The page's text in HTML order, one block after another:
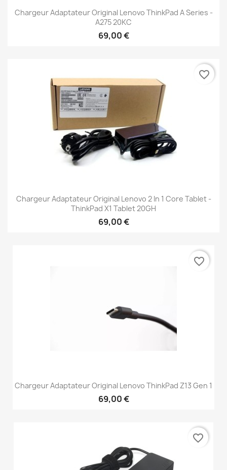
Chargeur Adaptateur Original Lenovo ThinkPad A Series -
A275 20KC
69,00 €
Chargeur Adaptateur Original Lenovo 2 In 1 Core Tablet -
ThinkPad X1 Tablet 20GH
69,00 €
favorite_border
Chargeur Adaptateur Original Lenovo ThinkPad Z13 Gen 1
69,00 €
favorite_border
favorite_border